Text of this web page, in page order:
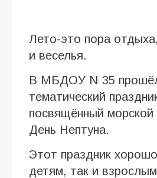
Лето-это пора
и веселья.
В МБДОУ N 35
тематический
посвящённый
День Нептуна.
Этот праздник
детям, так и